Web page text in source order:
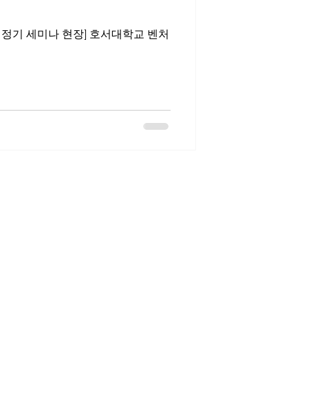
기 세미나 현장] 호서대학교 벤처